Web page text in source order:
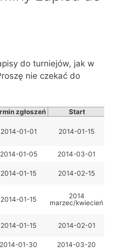
do turniejów, jak w
nie czekać do
zgłoszeń Start
2014-01-01 2014-01-15
2014-01-05 2014-03-01
2014-01-15 2014-02-15
2014-01-15
2014
marzec/kwiecień
2014-01-15 2014-02-01
2014-01-30 2014-03-20